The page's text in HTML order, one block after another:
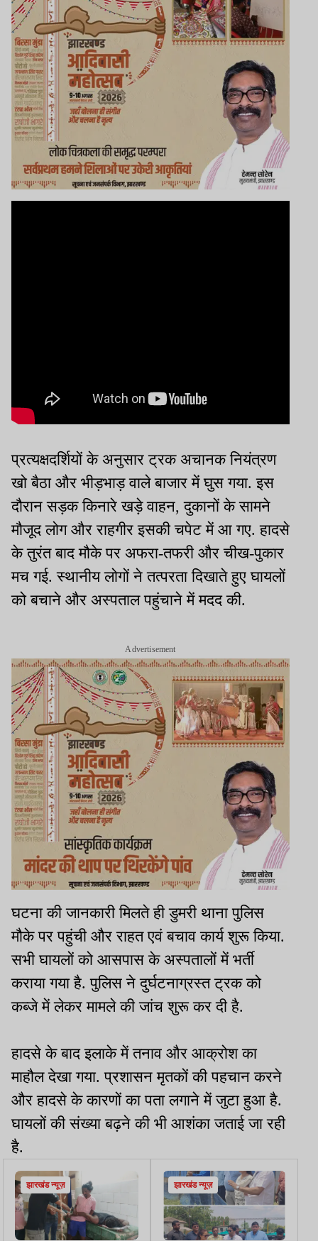
प्रत्यक्षदर्शियों के अनुसार ट्रक अचानक नियंत्रण
खो बैठा और भीड़भाड़ वाले बाजार में घुस गया. इस
दौरान सड़क किनारे खड़े वाहन, दुकानों के सामने
मौजूद लोग और राहगीर इसकी चपेट में आ गए. हादसे
के तुरंत बाद मौके पर अफरा-तफरी और चीख-पुकार
मच गई. स्थानीय लोगों ने तत्परता दिखाते हुए घायलों
को बचाने और अस्पताल पहुंचाने में मदद की.
Advertisement
घटना की जानकारी मिलते ही डुमरी थाना पुलिस
मौके पर पहुंची और राहत एवं बचाव कार्य शुरू किया.
सभी घायलों को आसपास के अस्पतालों में भर्ती
कराया गया है. पुलिस ने दुर्घटनाग्रस्त ट्रक को
कब्जे में लेकर मामले की जांच शुरू कर दी है.
हादसे के बाद इलाके में तनाव और आक्रोश का
माहौल देखा गया. प्रशासन मृतकों की पहचान करने
और हादसे के कारणों का पता लगाने में जुटा हुआ है.
घायलों की संख्या बढ़ने की भी आशंका जताई जा रही
है.
झारखंड न्यूज़ झारखंड न्यूज़